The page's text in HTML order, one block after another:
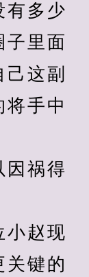
有多少
子里面
这副
手中
祸得
赵现
关键的